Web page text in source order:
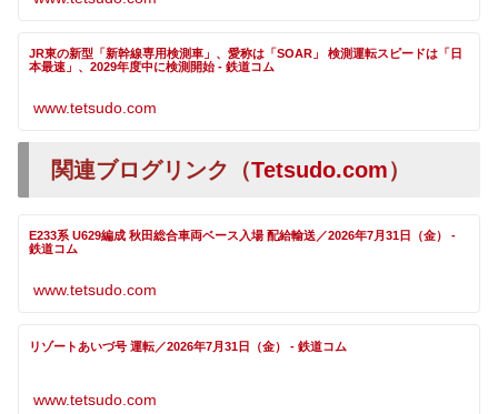
JR東の新型「新幹線専用検測車」、愛称は「SOAR」 検測運転スピードは「日
本最速」、2029年度中に検測開始 - 鉄道コム
www.tetsudo.com
関連ブログリンク（Tetsudo.com）
E233系 U629編成 秋田総合車両ベース入場 配給輸送／2026年7月31日（金） -
鉄道コム
www.tetsudo.com
リゾートあいづ号 運転／2026年7月31日（金） - 鉄道コム
www.tetsudo.com